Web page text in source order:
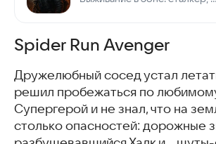
Spider Run Avenger
Дружелюбный сосед устал
решил пробежаться по
Супергерой и не знал, что на
столько опасностей: дорожные